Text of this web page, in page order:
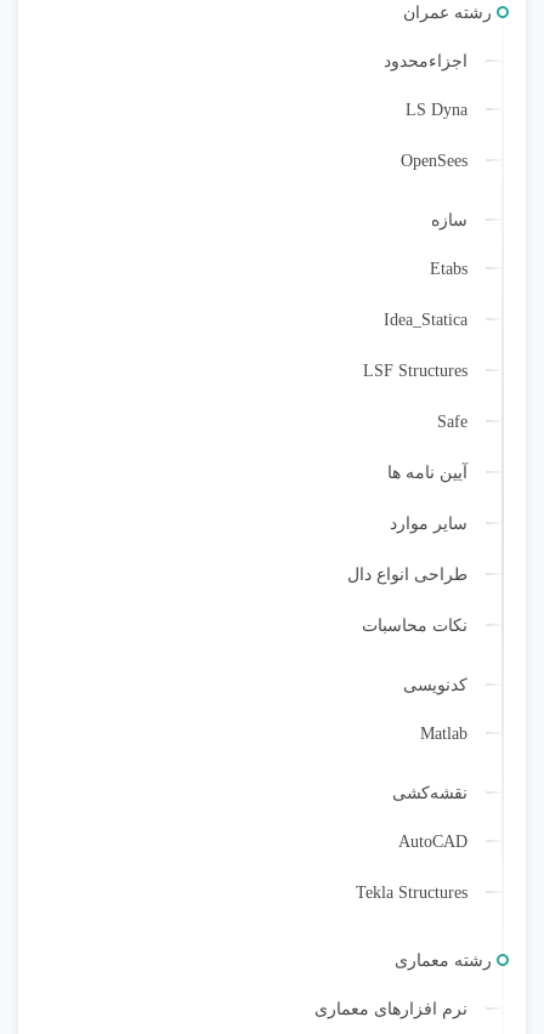
رشته عمران
اجزاء‌محدود
LS Dyna
OpenSees
سازه
Etabs
Idea_Statica
LSF Structures
Safe
آیین نامه ها
سایر موارد
طراحی انواع دال
نکات محاسبات
کد‌نویسی
Matlab
نقشه‌کشی
AutoCAD
Tekla Structures
رشته معماری
نرم افزارهای معماری